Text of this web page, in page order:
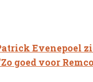
Evenepoel
goed voor